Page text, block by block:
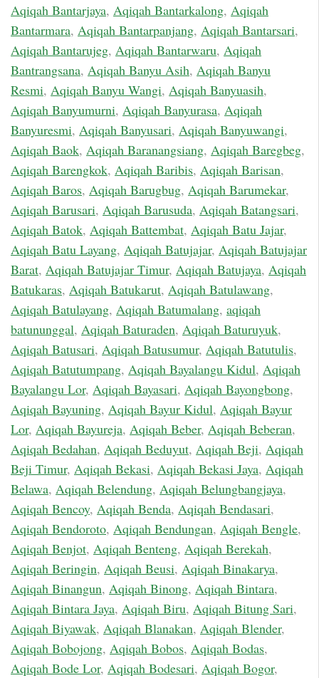
Aqiqah Bantarjaya, Aqiqah Bantarkalong, Aqiqah
Bantarmara, Aqiqah Bantarpanjang, Aqiqah Bantarsari,
Aqiqah Bantarujeg, Aqiqah Bantarwaru, Aqiqah
Bantrangsana, Aqiqah Banyu Asih, Aqiqah Banyu
Resmi, Aqiqah Banyu Wangi, Aqiqah Banyuasih,
Aqiqah Banyumurni, Aqiqah Banyurasa, Aqiqah
Banyuresmi, Aqiqah Banyusari, Aqiqah Banyuwangi,
Aqiqah Baok, Aqiqah Baranangsiang, Aqiqah Baregbeg,
Aqiqah Barengkok, Aqiqah Baribis, Aqiqah Barisan,
Aqiqah Baros, Aqiqah Barugbug, Aqiqah Barumekar,
Aqiqah Barusari, Aqiqah Barusuda, Aqiqah Batangsari,
Aqiqah Batok, Aqiqah Battembat, Aqiqah Batu Jajar,
Aqiqah Batu Layang, Aqiqah Batujajar, Aqiqah Batujajar
Barat, Aqiqah Batujajar Timur, Aqiqah Batujaya, Aqiqah
Batukaras, Aqiqah Batukarut, Aqiqah Batulawang,
Aqiqah Batulayang, Aqiqah Batumalang, aqiqah
batununggal, Aqiqah Baturaden, Aqiqah Baturuyuk,
Aqiqah Batusari, Aqiqah Batusumur, Aqiqah Batutulis,
Aqiqah Batutumpang, Aqiqah Bayalangu Kidul, Aqiqah
Bayalangu Lor, Aqiqah Bayasari, Aqiqah Bayongbong,
Aqiqah Bayuning, Aqiqah Bayur Kidul, Aqiqah Bayur
Lor, Aqiqah Bayureja, Aqiqah Beber, Aqiqah Beberan,
Aqiqah Bedahan, Aqiqah Beduyut, Aqiqah Beji, Aqiqah
Beji Timur, Aqiqah Bekasi, Aqiqah Bekasi Jaya, Aqiqah
Belawa, Aqiqah Belendung, Aqiqah Belungbangjaya,
Aqiqah Bencoy, Aqiqah Benda, Aqiqah Bendasari,
Aqiqah Bendoroto, Aqiqah Bendungan, Aqiqah Bengle,
Aqiqah Benjot, Aqiqah Benteng, Aqiqah Berekah,
Aqiqah Beringin, Aqiqah Beusi, Aqiqah Binakarya,
Aqiqah Binangun, Aqiqah Binong, Aqiqah Bintara,
Aqiqah Bintara Jaya, Aqiqah Biru, Aqiqah Bitung Sari,
Aqiqah Biyawak, Aqiqah Blanakan, Aqiqah Blender,
Aqiqah Bobojong, Aqiqah Bobos, Aqiqah Bodas,
Aqiqah Bode Lor, Aqiqah Bodesari, Aqiqah Bogor,